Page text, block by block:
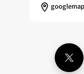
を配信する等の
ている個人情報
記載の目的で利
意に基づき、提
googlemap